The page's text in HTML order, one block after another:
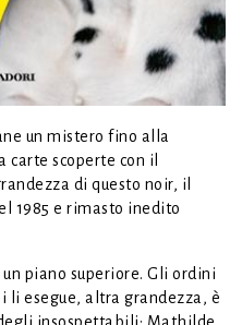
un mistero fino alla
scoperte con il
di questo noir, il
1985 e rimasto inedito
un piano superiore. Gli ordini
li esegue, altra grandezza, è
insospettabili: Mathilde